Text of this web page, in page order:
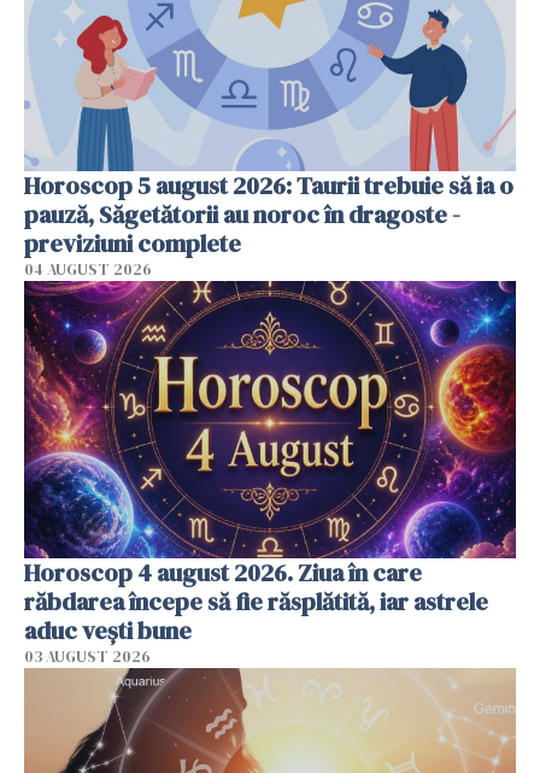
Horoscop 5 august 2026: Taurii trebuie să ia o
pauză, Săgetătorii au noroc în dragoste -
previziuni complete
04 AUGUST 2026
Horoscop 4 august 2026. Ziua în care
răbdarea începe să fie răsplătită, iar astrele
aduc vești bune
03 AUGUST 2026